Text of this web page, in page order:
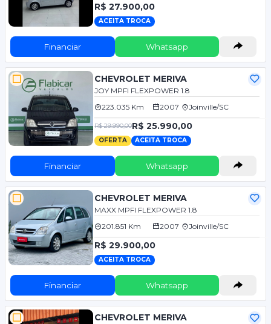
R$ 27.900,00
ACEITA TROCA
Financiar Whatsapp
CHEVROLET MERIVA
JOY MPFI FLEXPOWER 1.8
223.035 Km
2007 Joinville/SC
R$ 29.990,00R$ 25.990,00
OFERTA ACEITA TROCA
Financiar Whatsapp
CHEVROLET MERIVA
MAXX MPFI FLEXPOWER 1.8
201.851 Km
2007 Joinville/SC
R$ 29.900,00
ACEITA TROCA
Financiar Whatsapp
CHEVROLET MERIVA